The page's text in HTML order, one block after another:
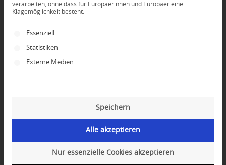
Dein Kommentar
An Diskussion beteiligen?
Hinterlassen Sie uns Ihren Kommentar!
verarbeiten, ohne dass für Europäerinnen und Europäer eine
Klagemöglichkeit besteht.
Es folgt eine Liste der Service-Gruppen, für die
Essenziell
Statistiken
Externe Medien
Speichern
Alle akzeptieren
Nur essenzielle Cookies akzeptieren